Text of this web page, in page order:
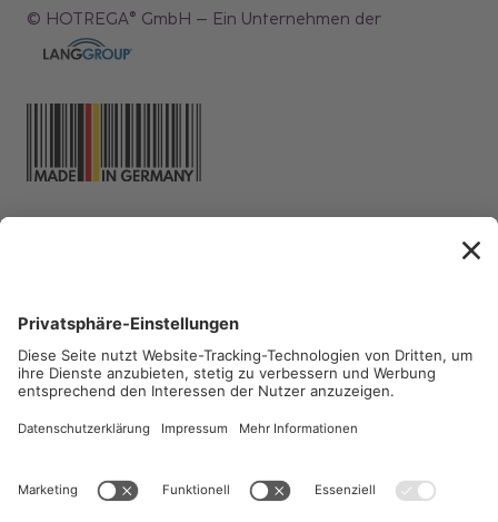
© HOTREGA® GmbH – Ein Unternehmen der
Abonnieren Sie unsere
CleanLetter-NEWS, um immer
die sauberste Lösung parat zu